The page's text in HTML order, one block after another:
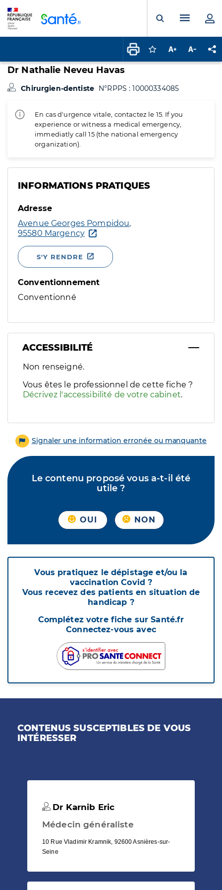
Ouvrir laMenu
Connectez-vous
Augmenter la
Dr Nathalie Neveu Havas
Chirurgien-dentiste N°RPPS : 10000334085
En cas d'urgence vitale, contactez le 15. If you
experience or witness a medical emergency,
immediatly call 15 (the national emergency
organization).
INFORMATIONS PRATIQUES
Adresse
Avenue Georges Pompidou,
95580 Margency
S'Y RENDRE
Conventionnement
Conventionné
ACCESSIBILITÉ
Filtres
Sélectionnez un ou plusieurs handicaps/besoins
Non renseigné.
Vous êtes le professionnel de cette fiche ?
Décrivez l'accessibilité de votre cabinet.
Signaler une information erronée ou manquante
Le contenu proposé vous a-t-il été
utile ?
OUI NON
Vous pratiquez le dépistage et/ou la
vaccination Covid ?
Vous recevez des patients en situation de
handicap ?
Complétez votre fiche sur Santé.fr
Connectez-vous avec
CONTENUS SUSCEPTIBLES DE VOUS
INTÉRESSER
Dr Karnib Eric
Médecin généraliste
10 Rue Vladimir Kramnik, 92600 Asnières-sur-
Seine